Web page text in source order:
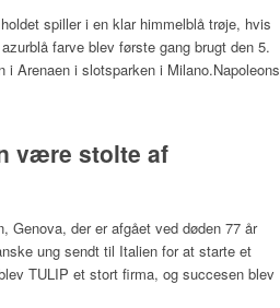
spiller i en klar himmelblå trøje, hvis
farve blev første gang brugt den 5.
Arenaen i slotsparken i Milano.Napoleons
være stolte af
Genova, der er afgået ved døden 77 år
ung sendt til Italien for at starte et
TULIP et stort firma, og succesen blev